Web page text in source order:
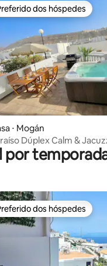
média de 5, 267
dos hóspedes
dos hóspedes
⋅ Mogán
Dúplex Calm &
por
dos hóspedes
dos hóspedes